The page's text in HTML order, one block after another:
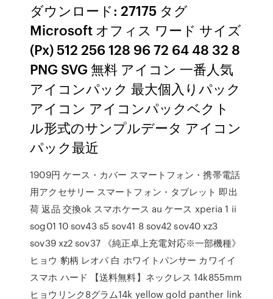
ダウンロード: 27175 タグ
Microsoft オフィス ワード サイズ
(Px) 512 256 128 96 72 64 48 32 8
PNG SVG 無料 アイコン 一番人気
アイコンパック 最大個入りパック
アイコン アイコンパックベクト
ル形式のサンプルデータ アイコン
パック最近
1909円 ケース・カバー スマートフォン・携帯電話
用アクセサリー スマートフォン・タブレット 即出
荷 返品 交換ok スマホケース au ケース xperia 1 ii
sog01 10 sov43 s5 sov41 8 sov42 sov40 xz3
sov39 xz2 sov37 《純正卓上充電対応※一部機種》
ヒョウ 豹柄 レオパ 白 ホワイトパンサー カワイイ
スマホ ハード 【送料無料】ネックレス 14k855mm
ヒョウリンク8グラム14k yellow gold panther link